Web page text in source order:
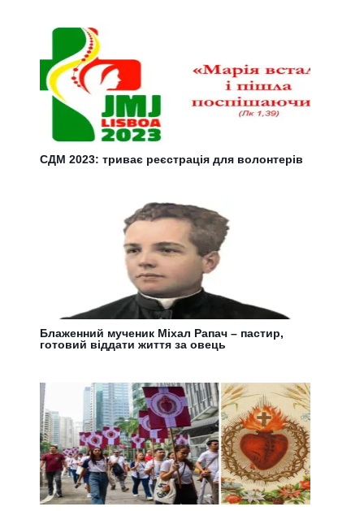
СДМ 2023: триває реєстрація для волонтерів
Блаженний мученик Міхал Рапач – пастир,
готовий віддати життя за овець